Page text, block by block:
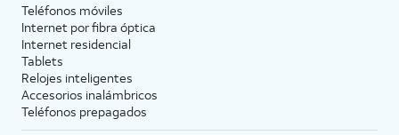
Teléfonos móviles
Internet por fibra óptica
Internet residencial
Tablets
Relojes inteligentes
Accesorios inalámbricos
Teléfonos prepagados